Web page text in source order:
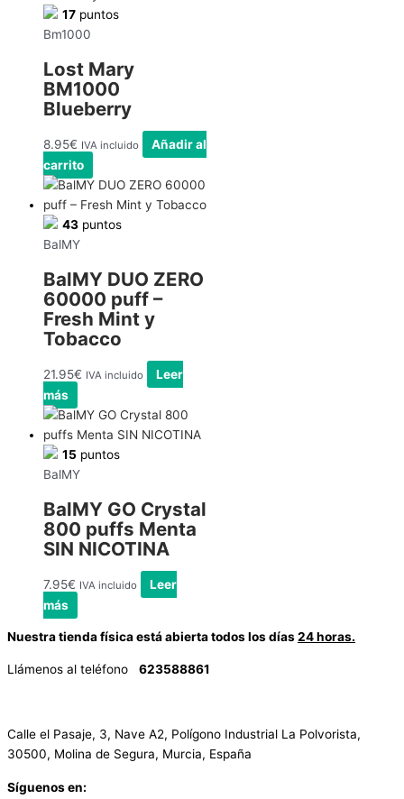
17 puntos
Bm1000
Lost Mary
BM1000
Blueberry
8.95€ IVA incluido
Añadir al
carrito
43 puntos
BalMY
BalMY DUO ZERO
60000 puff –
Fresh Mint y
Tobacco
21.95€ IVA incluido
Leer
más
15 puntos
BalMY
BalMY GO Crystal
800 puffs Menta
SIN NICOTINA
7.95€ IVA incluido
Leer
más
Nuestra tienda física está abierta todos los días24 horas.
Llámenos al teléfono 623588861
Calle el Pasaje, 3, Nave A2, Polígono Industrial La Polvorista,
30500, Molina de Segura, Murcia, España
Síguenos en: